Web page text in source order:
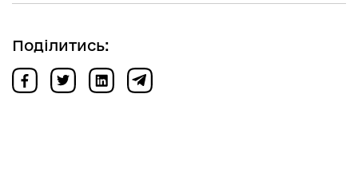
Поділитись: